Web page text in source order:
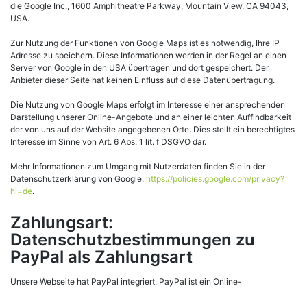
die Google Inc., 1600 Amphitheatre Parkway, Mountain View, CA 94043,
USA.
Zur Nutzung der Funktionen von Google Maps ist es notwendig, Ihre IP
Adresse zu speichern. Diese Informationen werden in der Regel an einen
Server von Google in den USA übertragen und dort gespeichert. Der
Anbieter dieser Seite hat keinen Einfluss auf diese Datenübertragung.
Die Nutzung von Google Maps erfolgt im Interesse einer ansprechenden
Darstellung unserer Online-Angebote und an einer leichten Auffindbarkeit
der von uns auf der Website angegebenen Orte. Dies stellt ein berechtigtes
Interesse im Sinne von Art. 6 Abs. 1 lit. f DSGVO dar.
Mehr Informationen zum Umgang mit Nutzerdaten finden Sie in der
Datenschutzerklärung von Google: https://policies.google.com/privacy?
hl=de.
Zahlungsart:
Datenschutzbestimmungen zu
PayPal als Zahlungsart
Unsere Webseite hat PayPal integriert. PayPal ist ein Online-